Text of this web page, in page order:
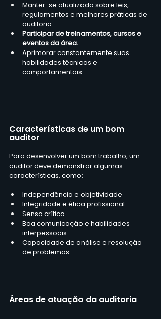
Manter-se atualizado sobre leis,
regulamentos e melhores práticas de
auditoria.
Participar de treinamentos, cursos e
eventos da área.
Aprimorar constantemente suas
habilidades técnicas e
comportamentais.
Características de um bom
auditor
Para desenvolver um bom trabalho, um
auditor deve demonstrar algumas
características, como:
Independência e objetividade
Integridade e ética profissional
Senso crítico
Boa comunicação e habilidades
interpessoais
Capacidade de análise e resolução
de problemas
Áreas de atuação da auditoria